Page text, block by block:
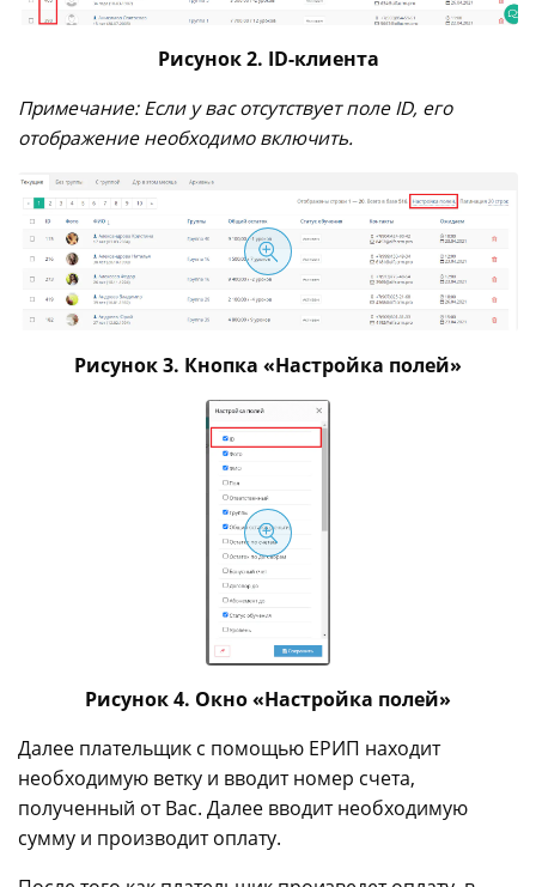
Рисунок 2. ID-клиента
Примечание: Если у вас отсутствует поле ID, его
отображение необходимо включить.
Рисунок 3. Кнопка «Настройка полей»
Рисунок 4. Окно «Настройка полей»
Далее плательщик с помощью ЕРИП находит
необходимую ветку и вводит номер счета,
полученный от Вас. Далее вводит необходимую
сумму и производит оплату.